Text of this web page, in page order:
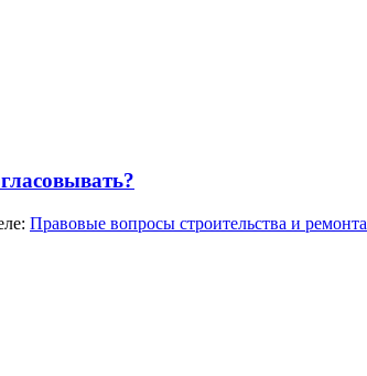
Правовые вопросы строительства и ремонта